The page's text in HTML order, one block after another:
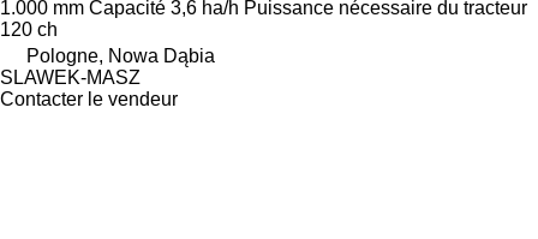
1.000 mm Capacité 3,6 ha/h Puissance nécessaire du tracteur
120 ch
Pologne, Nowa Dąbia
SLAWEK-MASZ
Contacter le vendeur